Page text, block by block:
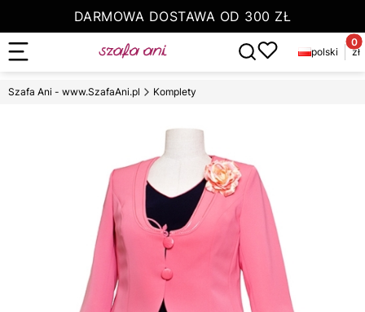
DARMOWA DOSTAWA OD 300 ZŁ
Otwórz wyszukiwarkę
polski zł
Szafa Ani - www.SzafaAni.pl Komplety